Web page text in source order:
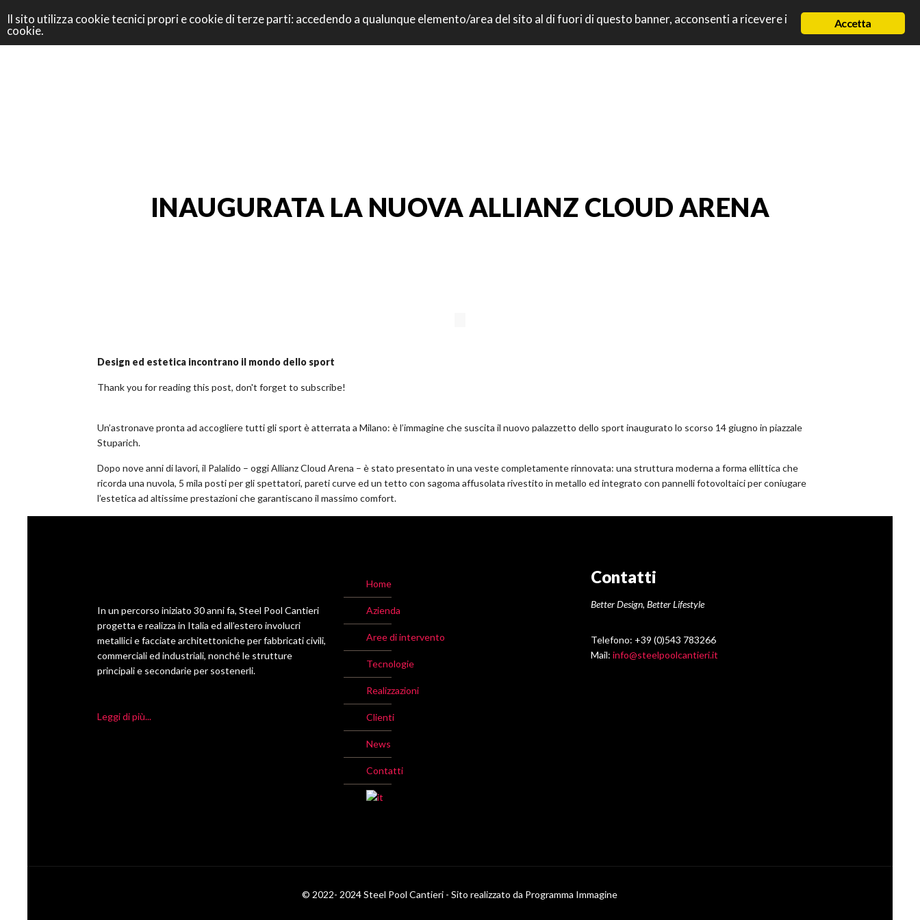
INAUGURATA LA NUOVA ALLIANZ CLOUD ARENA
Design ed estetica incontrano il mondo dello sport
Thank you for reading this post, don't forget to subscribe!
Un’astronave pronta ad accogliere tutti gli sport è atterrata a Milano: è l’immagine che suscita il nuovo palazzetto dello sport inaugurato lo scorso 14 giugno in piazzale
Stuparich.
Dopo nove anni di lavori, il Palalido – oggi Allianz Cloud Arena – è stato presentato in una veste completamente rinnovata: una struttura moderna a forma ellittica che
ricorda una nuvola, 5 mila posti per gli spettatori, pareti curve ed un tetto con sagoma affusolata rivestito in metallo ed integrato con pannelli fotovoltaici per coniugare
l’estetica ad altissime prestazioni che garantiscano il massimo comfort.
In un percorso iniziato 30 anni fa, Steel Pool Cantieri
progetta e realizza in Italia ed all’estero involucri
metallici e facciate architettoniche per fabbricati civili,
commerciali ed industriali, nonché le strutture
principali e secondarie per sostenerli.
Leggi di più...
Home
Azienda
Aree di intervento
Tecnologie
Realizzazioni
Clienti
News
Contatti
Contatti
Better Design, Better Lifestyle
Telefono: +39 (0)543 783266
Mail:info@steelpoolcantieri.it
© 2022- 2024 Steel Pool Cantieri - Sito realizzato da Programma Immagine
Accetta
Il sito utilizza cookie tecnici propri e cookie di terze parti: accedendo a qualunque elemento/area del sito al di fuori di questo banner, acconsenti a ricevere i
cookie.